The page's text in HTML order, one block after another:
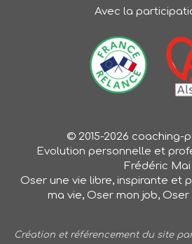
Avec la
© 2015-2026 coaching-
Evolution personnelle et
Frédéric Mai
Oser une vie libre, inspirante et
ma vie, Oser mon job, Oser
Création et référencement du site